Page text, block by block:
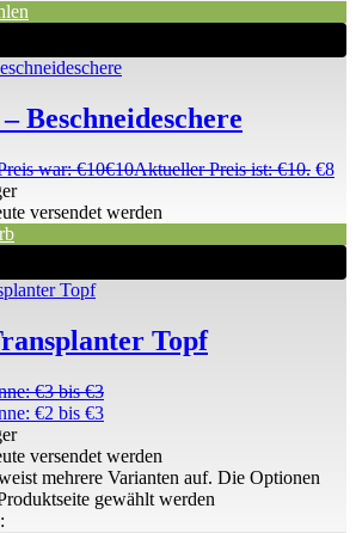
Beschneideschere
war: €10€10Aktueller Preis ist: €10. €8
versendet werden
Topf
€3 bis €3
€2 bis €3
versendet werden
mehrere Varianten auf. Die Optionen
gewählt werden